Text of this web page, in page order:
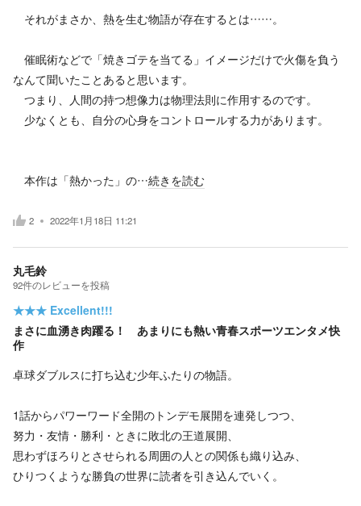
それがまさか、熱を生む物語が存在するとは……。
催眠術などで「焼きゴテを当てる」イメージだけで火傷を負う
なんて聞いたことあると思います。
つまり、人間の持つ想像力は物理法則に作用するのです。
少なくとも、自分の心身をコントロールする力があります。
本作は「熱かった」の…続きを読む
2 2022年1月18日 11:21
丸毛鈴
92件のレビューを投稿
★★★ Excellent!!!
まさに血湧き肉躍る！ あまりにも熱い青春スポーツエンタメ快
作
卓球ダブルスに打ち込む少年ふたりの物語。
1話からパワーワード全開のトンデモ展開を連発しつつ、
努力・友情・勝利・ときに敗北の王道展開、
思わずほろりとさせられる周囲の人との関係も織り込み、
ひりつくような勝負の世界に読者を引き込んでいく。